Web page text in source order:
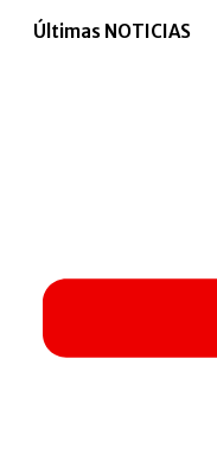
Últimas NOTICIAS